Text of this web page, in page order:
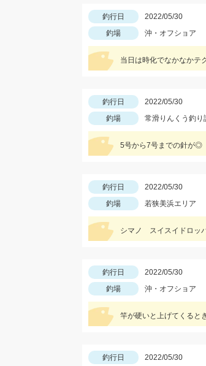
釣行日 2022/05/30
釣場
沖・オフショア
当日は時化でなかなかテ
釣行日 2022/05/30
釣場
常滑りんくう釣り
5号から7号までの針が◎
釣行日 2022/05/30
釣場
若狭美浜エリア
シマノ スイスイドロッ
釣行日 2022/05/30
釣場
沖・オフショア
竿が硬いと上げてくると
釣行日 2022/05/30